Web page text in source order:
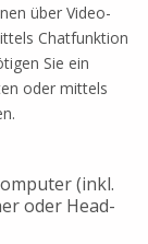
über Video-
Chatfunktion
Sie ein
oder mittels
(inkl.
oder Head-